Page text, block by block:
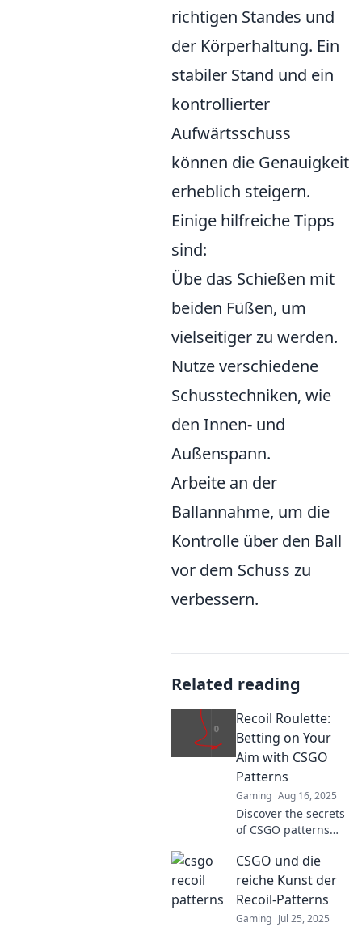
richtigen Standes und
der Körperhaltung. Ein
stabiler Stand und ein
kontrollierter
Aufwärtsschuss
können die Genauigkeit
erheblich steigern.
Einige hilfreiche Tipps
sind:
Übe das Schießen mit
beiden Füßen, um
vielseitiger zu werden.
Nutze verschiedene
Schusstechniken, wie
den Innen- und
Außenspann.
Arbeite an der
Ballannahme, um die
Kontrolle über den Ball
vor dem Schuss zu
verbessern.
Related reading
Recoil Roulette:
Betting on Your
Aim with CSGO
Patterns
Gaming Aug 16, 2025
Discover the secrets
of CSGO patterns
with Recoil Roulette!
Unlock winning
strategies and level
up your game today!
CSGO und die
reiche Kunst der
Recoil-Patterns
Gaming Jul 25, 2025